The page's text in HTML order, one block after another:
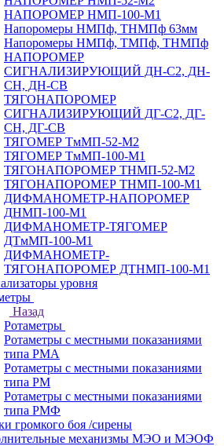
НАПОРОМЕР НМП-100-М1
Напоромеры НМПф, ТНМПф 63мм
Напоромеры НМПф, ТМПф, ТНМПф
НАПОРОМЕР
СИГНАЛИЗИРУЮЩИЙ ДН-С2, ДН-
СН, ДН-СВ
ТЯГОНАПОРОМЕР
СИГНАЛИЗИРУЮЩИЙ ДГ-С2, ДГ-
СН, ДГ-СВ
ТЯГОМЕР ТмМП-52-М2
ТЯГОМЕР ТмМП-100-М1
ТЯГОНАПОРОМЕР ТНМП-52-М2
ТЯГОНАПОРОМЕР ТНМП-100-М1
ДИФМАНОМЕТР-НАПОРОМЕР
ДНМП-100-М1
ДИФМАНОМЕТР-ТЯГОМЕР
ДТмМП-100-М1
ДИФМАНОМЕТР-
ТЯГОНАПОРОМЕР ДТНМП-100-М1
уровня
Назад
Ротаметры
Ротаметры с местными показаниями
типа РМА
Ротаметры с местными показаниями
типа РМ
Ротаметры с местными показаниями
типа РМФ
громкого боя /сирены
механизмы МЭО и МЭОФ